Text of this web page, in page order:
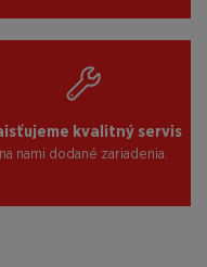
kvalitný servis
na nami dodané zariadenia.